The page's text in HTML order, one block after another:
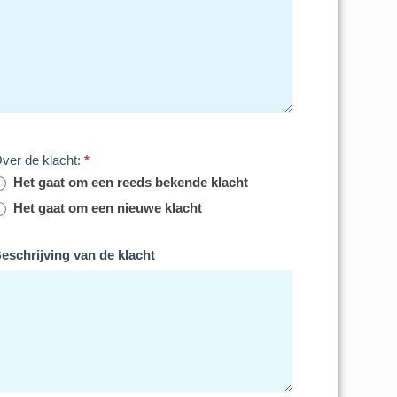
de klacht: *
Het gaat om een reeds bekende klacht
Het gaat om een nieuwe klacht
van de klacht